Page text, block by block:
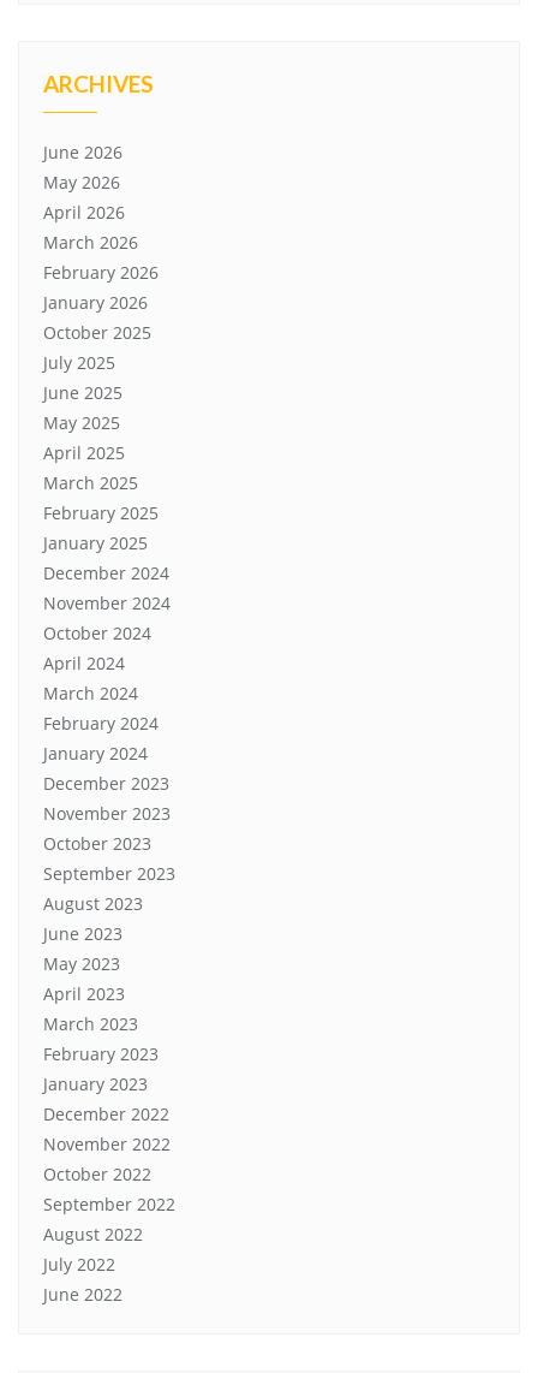
ARCHIVES
June 2026
May 2026
April 2026
March 2026
February 2026
January 2026
October 2025
July 2025
June 2025
May 2025
April 2025
March 2025
February 2025
January 2025
December 2024
November 2024
October 2024
April 2024
March 2024
February 2024
January 2024
December 2023
November 2023
October 2023
September 2023
August 2023
June 2023
May 2023
April 2023
March 2023
February 2023
January 2023
December 2022
November 2022
October 2022
September 2022
August 2022
July 2022
June 2022